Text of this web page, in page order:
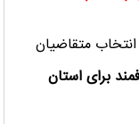
متقاضیان
برای استان